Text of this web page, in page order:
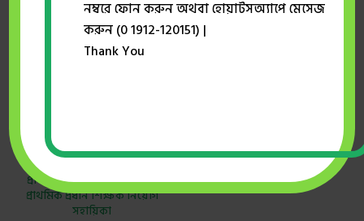
ক্যাম্পাস প্রাক-প্রাথমিক ও
প্রাথমিক সহকারী শিক্ষক এবং
প্রাথমিক প্রধান শিক্ষক নিয়োগ
সহায়িকা
নম্বরে ফোন করুন অথবা হোয়াটসঅ্যাপে মেসেজ
করুন (0 1912-120151) |
Thank You